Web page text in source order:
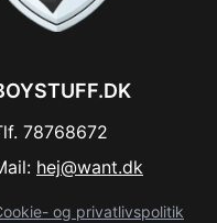
78768672
hej@want.dk
og privatlivspolitik